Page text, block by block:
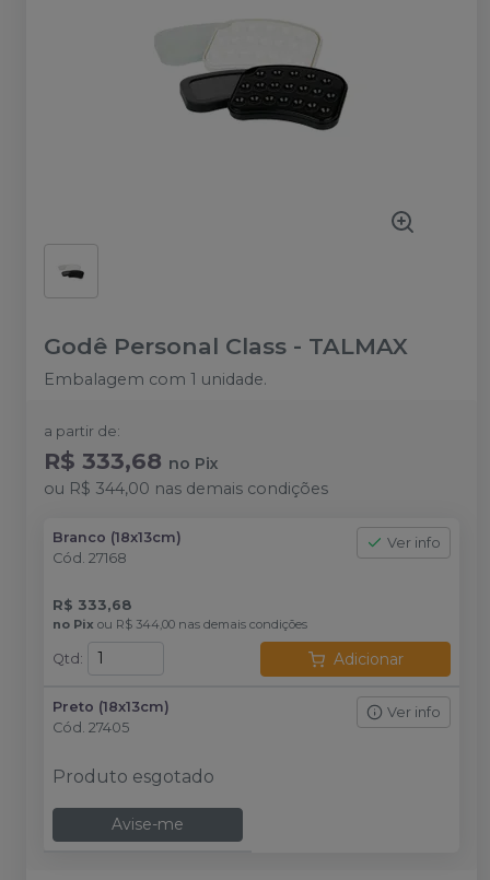
Godê Personal Class - TALMAX
Embalagem com 1 unidade.
a partir de:
R$ 333,68 no Pix
ou R$ 344,00 nas demais condições
Branco (18x13cm)
Cód. 27168
Ver info
R$ 333,68
no Pix ou R$ 344,00 nas demais condições
Qtd : Adicionar
Preto (18x13cm)
Cód. 27405
Ver info
Produto esgotado
Avise-me